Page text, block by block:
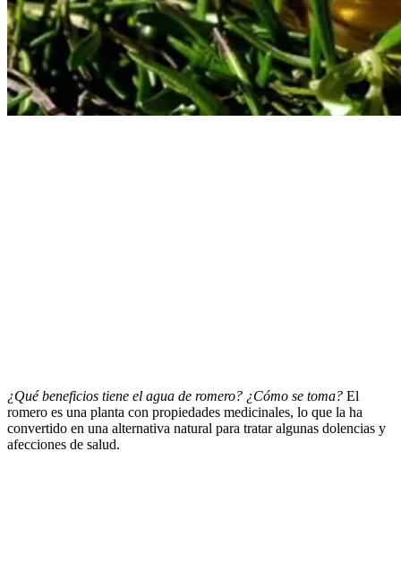
¿Qué beneficios tiene el agua de romero? ¿Cómo se toma? El
romero es una planta con propiedades medicinales, lo que la ha
convertido en una alternativa natural para tratar algunas dolencias y
afecciones de salud.